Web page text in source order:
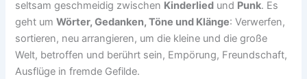
seltsam geschmeidig zwischen Kinderlied und Punk. Es
geht umWörter, Gedanken, Töne und Klänge: Verwerfen,
sortieren, neu arrangieren, um die kleine und die große
Welt, betroffen und berührt sein, Empörung, Freundschaft,
Ausflüge in fremde Gefilde.